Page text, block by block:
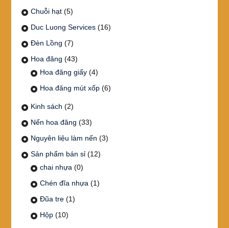
Chuỗi hạt (5)
Duc Luong Services (16)
Đèn Lồng (7)
Hoa đăng (43)
Hoa đăng giấy (4)
Hoa đăng mút xốp (6)
Kinh sách (2)
Nến hoa đăng (33)
Nguyên liệu làm nến (3)
Sản phẩm bán sỉ (12)
chai nhựa (0)
Chén đĩa nhựa (1)
Đũa tre (1)
Hộp (10)